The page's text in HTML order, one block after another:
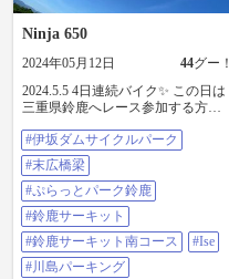
Ninja 650
2024年05月12日 44グー！
2024.5.5 4日連続バイク✨️ この日は
三重県鈴鹿へレース参加する方の
Ｗということで混雑していたり 仮
面ライダーと合流予定もありバタ
バタ💦 一緒に走れなかったけど会
えて良かった♡ 仮面ライダーを呼
んで待たせるの2回目。 そんなの私
くらいですかね🤣 今月末は一緒に
ツーリング予定なので 仮面ライダ
ー好きの方、お楽しみに～♪ #伊坂
ダムサイクルパーク #末広橋梁 #ぷ
#伊坂ダムサイクルパーク
#末広橋梁
#ぷらっとパーク鈴鹿
#鈴鹿サーキット
#鈴鹿サーキット南コース
#Ise
#川島パーキング